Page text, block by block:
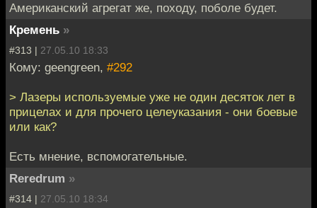
Американский агрегат же, походу, поболе будет.
Кремень »
#313 | 27.05.10 18:33
Кому: geengreen, #292
> Лазеры используемые уже не один десяток лет в
прицелах и для прочего целеуказания - они боевые
или как?
Есть мнение, вспомогательные.
Reredrum »
#314 | 27.05.10 18:34